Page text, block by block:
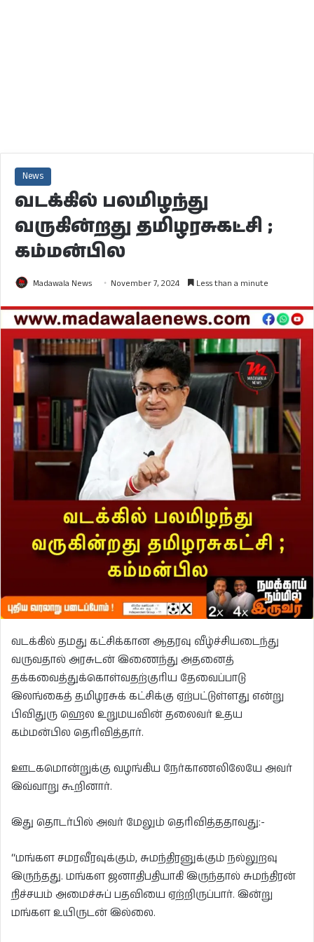
News
வடக்கில் பலமிழந்து
வருகின்றது தமிழரசுகட்சி ;
கம்மன்பில
Madawala News November 7, 2024 Less than a minute
வடக்கில் தமது கட்சிக்கான ஆதரவு வீழ்ச்சியடைந்து
வருவதால் அரசுடன் இணைந்து அதனைத்
தக்கவைத்துக்கொள்வதற்குரிய தேவைப்பாடு
இலங்கைத் தமிழரசுக் கட்சிக்கு ஏற்பட்டுள்ளது என்று
பிவிதுரு ஹெல உறுமயவின் தலைவர் உதய
கம்மன்பில தெரிவித்தார்.
ஊடகமொன்றுக்கு வழங்கிய நேர்காணலிலேயே அவர்
இவ்வாறு கூறினார்.
இது தொடர்பில் அவர் மேலும் தெரிவித்ததாவது:-
“மங்கள சமரவீரவுக்கும், சுமந்திரனுக்கும் நல்லுறவு
இருந்தது. மங்கள ஜனாதிபதியாகி இருந்தால் சுமந்திரன்
நிச்சயம் அமைச்சுப் பதவியை ஏற்றிருப்பார். இன்று
மங்கள உயிருடன் இல்லை.